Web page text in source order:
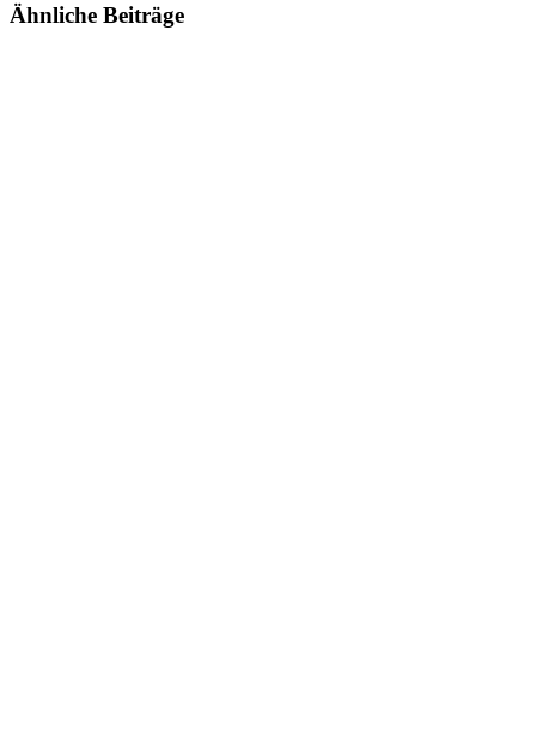
Ähnliche Beiträge